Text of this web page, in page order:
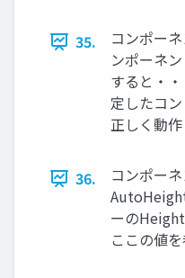
35.
コンポー
ンポーネ
すると・
定したコ
正しく動
36.
コンポー
ーの
ここの値